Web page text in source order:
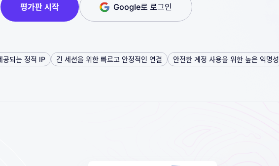
평가판 시작 Google로 로그인
공되는 정적 IP 긴 세션을 위한 빠르고 안정적인 연결 안전한 계정 사용을 위한 높은 익명성